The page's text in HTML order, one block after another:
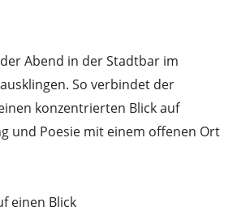
Abend in der Stadtbar im
So verbindet der
konzentrierten Blick auf
und Poesie mit einem offenen Ort
einen Blick